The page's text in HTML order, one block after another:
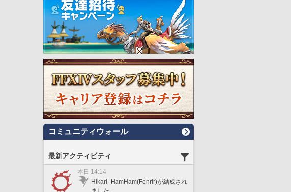
コミュニティウォール
最新アクティビティ
本日 14:14
Hikari_HamHam(Fenrir)が結成され